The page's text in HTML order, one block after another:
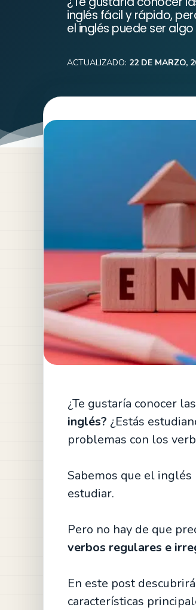
inglés fácil y rápido,
el inglés puede ser
ACTUALIZADO: 22 DE MARZO,
¿Te gustaría conocer las
inglés? ¿Estás
problemas con los
Sabemos que el inglés
estudiar.
Pero no hay de que
verbos regulares e
En este post
características